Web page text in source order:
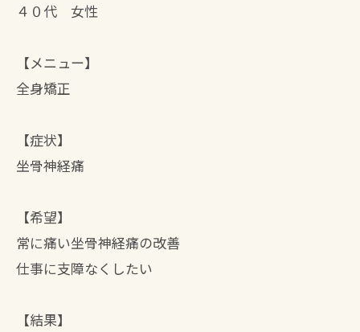
４０代 女性
【メニュー】
全身矯正
【症状】
坐骨神経痛
【希望】
常に痛い坐骨神経痛の改善
仕事に支障なくしたい
【結果】